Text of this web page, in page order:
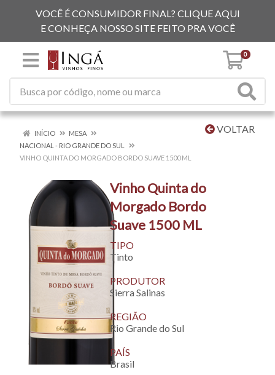
VOCÊ É CONSUMIDOR FINAL? CLIQUE AQUI
E CONHEÇA NOSSO SITE FEITO PRA VOCÊ
0
VOLTAR
INÍCIO
MESA
NACIONAL - RIO GRANDE DO SUL
VINHO QUINTA DO MORGADO BORDO SUAVE 1500 ML
Vinho Quinta do
Morgado Bordo
Suave 1500 ML
TIPO
Tinto
PRODUTOR
Sierra Salinas
REGIÃO
Rio Grande do Sul
PAÍS
Brasil